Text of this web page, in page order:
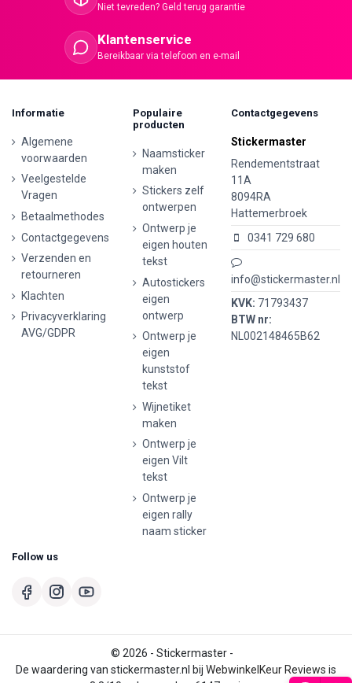
Niet tevreden? Geld terug garantie
Klantenservice
Bereikbaar via telefoon en e-mail
Informatie
Algemene
voorwaarden
Veelgestelde
Vragen
Betaalmethodes
Contactgegevens
Verzenden en
retourneren
Klachten
Privacyverklaring
AVG/GDPR
Populaire
producten
Naamsticker
maken
Stickers zelf
ontwerpen
Ontwerp je
eigen houten
tekst
Autostickers
eigen
ontwerp
Ontwerp je
eigen
kunststof
tekst
Wijnetiket
maken
Ontwerp je
eigen Vilt
tekst
Ontwerp je
eigen rally
naam sticker
Contactgegevens
Stickermaster
Rendementstraat
11A
8094RA
Hattemerbroek
0341 729 680
info@stickermaster.nl
KVK: 71793437
BTW nr:
NL002148465B62
Follow us
© 2026 - Stickermaster -
De waardering van stickermaster.nl bij WebwinkelKeur Reviews is